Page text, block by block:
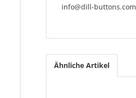
info@dill-buttons.com
Ähnliche Artikel